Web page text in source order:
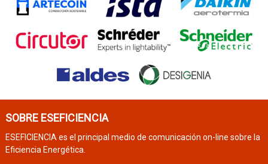
SOBRE ESEFICIENCIA
ESEFICIENCIA es el principal medio de comunicación on-line sobre la
Eficiencia Energética.